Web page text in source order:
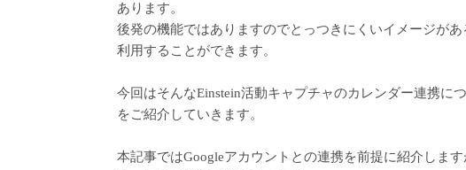
あります。
後発の機能ではありますのでとっつきにくいイメージが
利用することができます。
今回はそんなEinstein活動キャプチャのカレンダー連携に
をご紹介していきます。
本記事ではGoogleアカウントとの連携を前提に紹介しま